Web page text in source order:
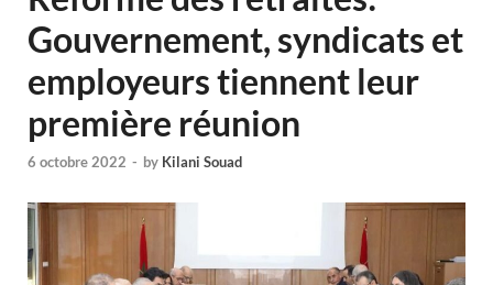
Gouvernement, syndicats et
employeurs tiennent leur
première réunion
6 octobre 2022 - by Kilani Souad